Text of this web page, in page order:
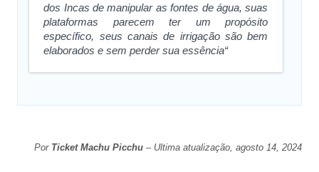
dos Incas de manipular as fontes de água, suas
plataformas parecem ter um propósito
específico, seus canais de irrigação são bem
elaborados e sem perder sua essência“
Por Ticket Machu Picchu– Ultima atualização, agosto 14, 2024